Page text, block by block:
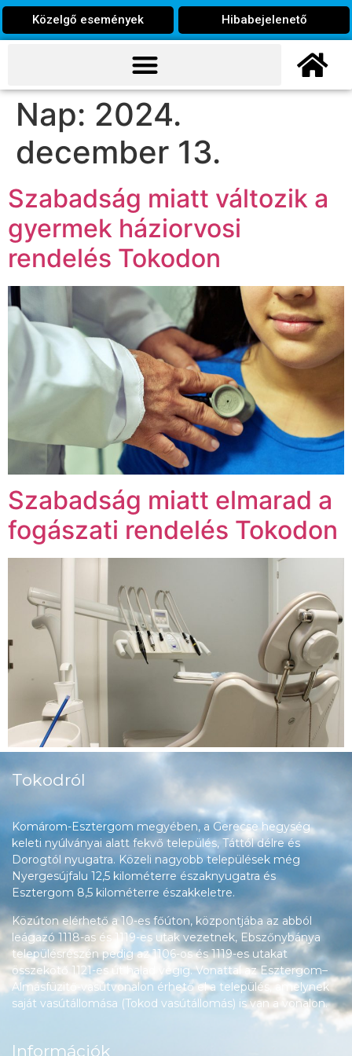
Közelgő események Hibabejelenető
Nap: 2024.
december 13.
Szabadság miatt változik a
gyermek háziorvosi
rendelés Tokodon
Szabadság miatt elmarad a
fogászati rendelés Tokodon
Tokodról
Komárom-Esztergom megyében, a Gerecse hegység
keleti nyúlványai alatt fekvő település, Táttól délre és
Dorogtól nyugatra. Közeli nagyobb települések még
Nyergesújfalu 12,5 kilométerre északnyugatra és
Esztergom 8,5 kilométerre északkeletre.
Közúton elérhető a 10-es főúton, központjába az abból
leágazó 1118-as és 1119-es utak vezetnek, Ebszőnybánya
településrészén pedig az 1106-os és 1119-es utakat
összekötő 1121-es út halad végig. Vonattal az Esztergom–
Almásfüzitő-vasútvonalon érhető el a település, amelynek
saját vasútállomása (Tokod vasútállomás) is van a vonalon.
Információk